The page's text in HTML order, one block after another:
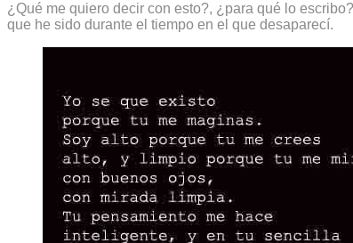
¿Qué me quiero decir con esto?, ¿para qué lo
que he sido durante el tiempo en el que desaparecí.